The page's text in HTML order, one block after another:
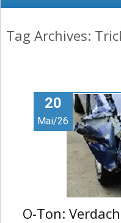
Nachrichten,
Video
Tag Archives:
20
Mai/26
O-Ton: